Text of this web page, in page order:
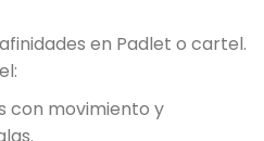
en Padlet o cartel.
con movimiento y